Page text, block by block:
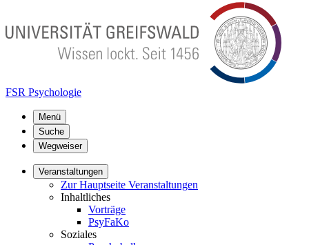
FSR Psychologie
Menü
Suche
Wegweiser
Veranstaltungen
Zur Hauptseite Veranstaltungen
Inhaltliches
Vorträge
PsyFaKo
Soziales